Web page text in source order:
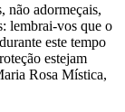
não adormeçais,
lembrai-vos que o
este tempo
estejam
Rosa Mística,